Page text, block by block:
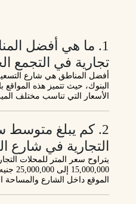
1. ما هي أفضل
تجارية في التجمع
أفضل المناطق هي شارع
البنوك، حيث تتميز هذه المواقع
الأسعار التي تناسب مختلف
2. كم يبلغ متوسط
التجارية في شارع
يتراوح سعر المتر للمحلات
15,000,000 إلى 25,000,000 جنيه
الموقع داخل الشارع والمساحة